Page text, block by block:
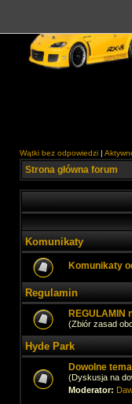
Wątki bez odpowiedzi |
Strona główna forum
Komunikaty
Komunikaty
Regulamin
REGULAMIN
(Zbiór zasad
Hyde Park
Dowolne
(Dyskusja na
Moderator: